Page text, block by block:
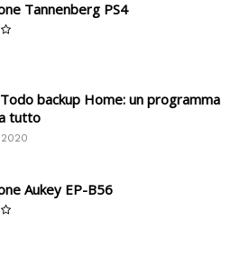
Tannenberg PS4
backup Home: un programma
tutto
Aukey EP-B56